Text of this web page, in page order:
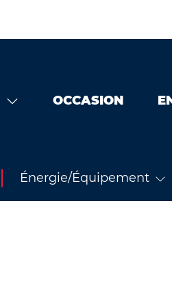
OCCASION
Énergie/Équipement